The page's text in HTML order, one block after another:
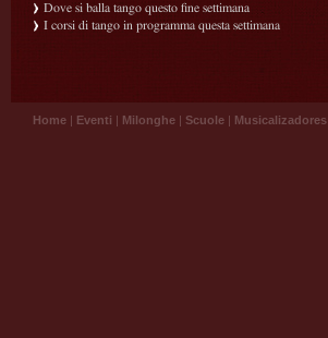
Dove si balla tango questo fine settimana
I corsi di tango in programma questa settimana
Home | Eventi | Milonghe | Scuole | Musicalizadores